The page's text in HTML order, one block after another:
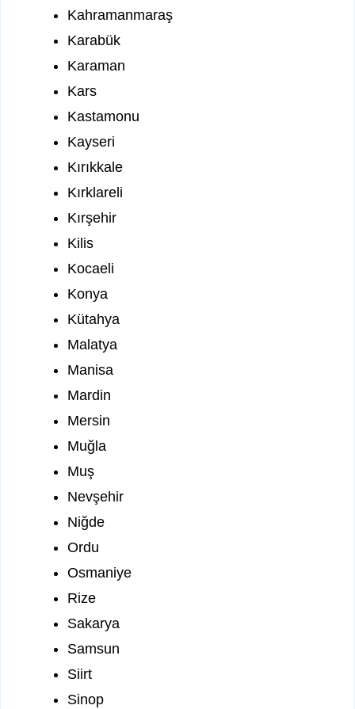
Kahramanmaraş
Karabük
Karaman
Kars
Kastamonu
Kayseri
Kırıkkale
Kırklareli
Kırşehir
Kilis
Kocaeli
Konya
Kütahya
Malatya
Manisa
Mardin
Mersin
Muğla
Muş
Nevşehir
Niğde
Ordu
Osmaniye
Rize
Sakarya
Samsun
Siirt
Sinop